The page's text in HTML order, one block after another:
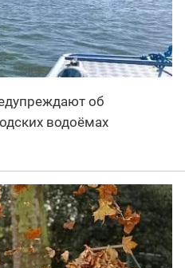
об
водоёмах